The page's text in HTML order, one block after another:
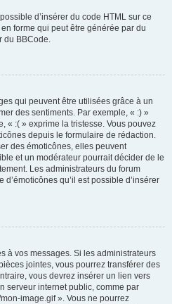
d’insérer du code HTML sur ce
forme qui peut être générée par du
du BBCode.
qui peuvent être utilisées grâce à un
des sentiments. Par exemple, « :) »
« :( » exprime la tristesse. Vous pouvez
depuis le formulaire de rédaction.
des émoticônes, elles peuvent
et un modérateur pourrait décider de le
Les administrateurs du forum
qu’il est possible d’insérer
à vos messages. Si les administrateurs
jointes, vous pourrez transférer des
vous devrez insérer un lien vers
serveur internet public, comme par
image.gif ». Vous ne pourrez